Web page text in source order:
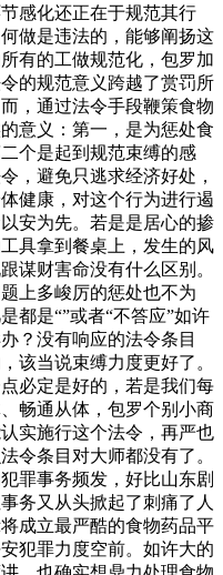
感化还正在于规范其行
做是违法的，能够阐扬这
有的工做规范化，包罗加
的规范意义跨越了赏罚所
，通过法令手段鞭策食物
意义：第一，是为惩处食
个是起到规范束缚的感
，避免只逃求经济好处，
健康，对这个行为进行遏
安为先。若是是居心的掺
具拿到餐桌上，发生的风
谋财害命没有什么区别。
上多峻厉的惩处也不为
都是“”或者“不答应”如许
？没有响应的法令条目
该当说束缚力度更好了。
必定是好的，若是我们每
畅通从体，包罗个别小商
实施行这个法令，再严也
令条目对大师都没有了。
罪事务频发，好比山东剧
务又从头掀起了刺痛了人
成立最严酷的食物药品平
犯罪力度空前。如许大的